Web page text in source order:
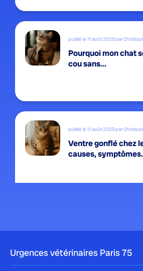
publié le 11 août 2025 par
Pourquoi mon chat
cou sans...
publié le 11 août 2025 par
Ventre gonflé chez
causes,
Perte de poids chez
Urgences vétérinaires Paris75